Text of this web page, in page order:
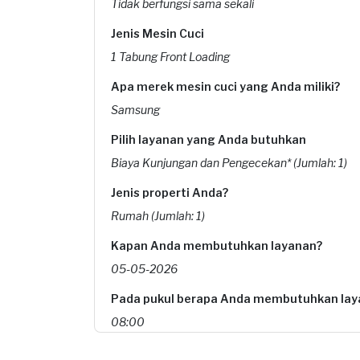
Tidak berfungsi sama sekali
Jenis Mesin Cuci
1 Tabung Front Loading
Apa merek mesin cuci yang Anda miliki?
Samsung
Pilih layanan yang Anda butuhkan
Biaya Kunjungan dan Pengecekan* (Jumlah: 1)
Jenis properti Anda?
Rumah (Jumlah: 1)
Kapan Anda membutuhkan layanan?
05-05-2026
Pada pukul berapa Anda membutuhkan
08:00